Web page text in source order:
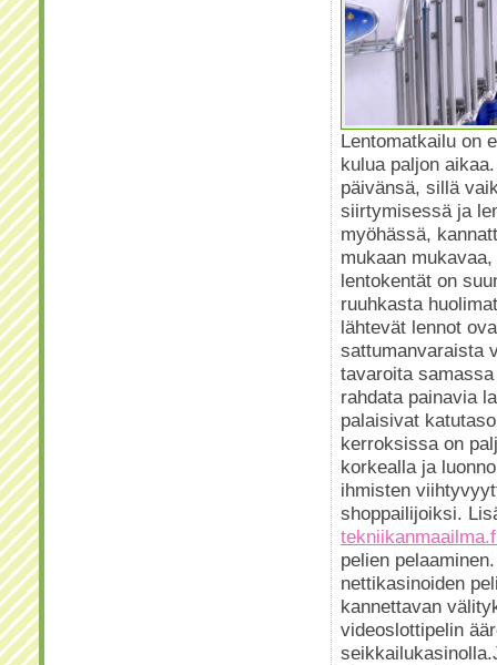
Lentomatkailu on
kulua paljon
päivänsä, sillä
siirtymisessä ja
myöhässä,
mukaan
lentokentät on
ruuhkasta
lähtevät lennot
sattumanvaraista
tavaroita
rahdata painavia
palaisivat
kerroksissa on
korkealla ja
ihmisten
shoppailijoiksi.
pelien
nettikasinoiden
kannettavan
videoslottipelin